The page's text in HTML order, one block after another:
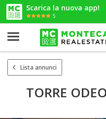
Scarica la nuova app!
5
Lista annunci
TORRE